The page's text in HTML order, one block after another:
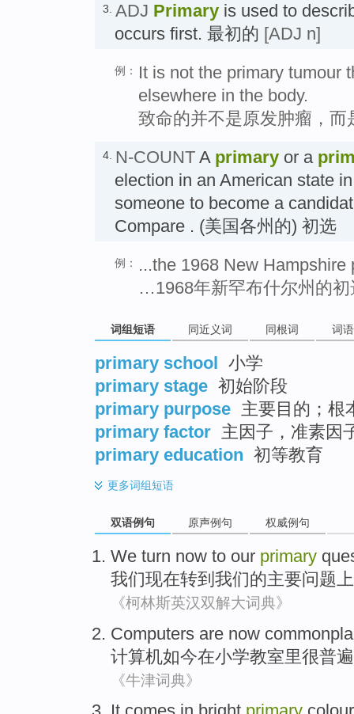
3. ADJ Primary is used to
occurs first. 最初的 [ADJ n]
例：
It is not the primary tumour
elsewhere in the body.
致命的并不是原发肿瘤，
4. N-COUNT A primary or a
election in an American state
someone to become a
Compare . (美国各州的) 初选
例：
...the 1968 New Hampshire
…1968年新罕布什尔州的初
词组短语 同近义词 同根词 词
primary school 小学
primary stage 初始阶段
primary purpose 主要目的；根
primary factor 主因子，准素因
primary education 初等教育
更多词组短语
双语例句 原声例句 权威例句
We turn now to our primary
我们现在转到 我们的主要问题上
《柯林斯英汉双解大词典》
Computers are now
计算机如今在小学教室里很普遍
《牛津词典》